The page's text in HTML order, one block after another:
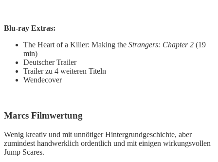
Blu-ray Extras:
The Heart of a Killer: Making the Strangers: Chapter 2 (19
min)
Deutscher Trailer
Trailer zu 4 weiteren Titeln
Wendecover
Marcs Filmwertung
Wenig kreativ und mit unnötiger Hintergrundgeschichte, aber
zumindest handwerklich ordentlich und mit einigen wirkungsvollen
Jump Scares.